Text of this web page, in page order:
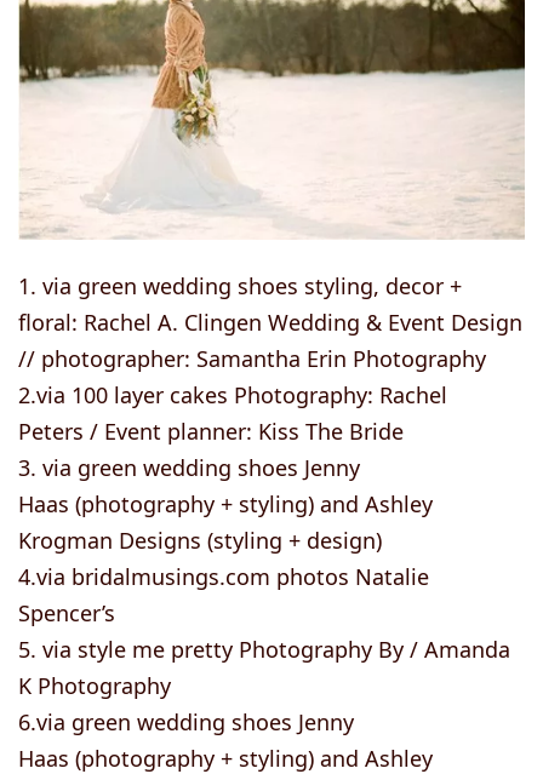
1. via green wedding shoes styling, decor +
floral: Rachel A. Clingen Wedding & Event Design
// photographer: Samantha Erin Photography
2.via 100 layer cakes Photography: Rachel
Peters / Event planner: Kiss The Bride
3. via green wedding shoes Jenny
Haas (photography + styling) and Ashley
Krogman Designs (styling + design)
4.via bridalmusings.com photos Natalie
Spencer’s
5. via style me pretty Photography By / Amanda
K Photography
6.via green wedding shoes Jenny
Haas (photography + styling) and Ashley